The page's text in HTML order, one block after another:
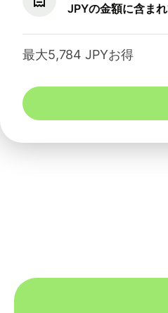
JPYの金額に含ま
最大5,784 JPYお得